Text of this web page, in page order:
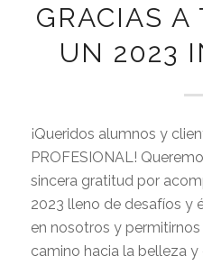
GRACIAS A
UN 2023
¡Queridos alumnos y
PROFESIONAL!
sincera gratitud por
2023 lleno de desafíos y
en nosotros y
camino hacia la belleza